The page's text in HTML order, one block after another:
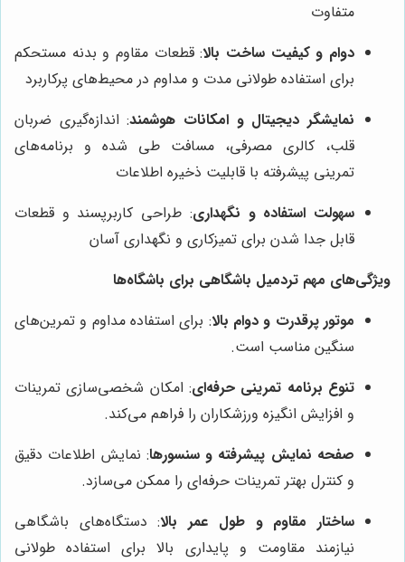
متفاوت
دوام و کیفیت ساخت بالا: قطعات مقاوم و بدنه مستحکم
برای استفاده طولانی مدت و مداوم در محیط‌های پرکاربرد
نمایشگر دیجیتال و امکانات هوشمند: اندازه‌گیری ضربان
قلب، کالری مصرفی، مسافت طی شده و برنامه‌های
تمرینی پیشرفته با قابلیت ذخیره اطلاعات
سهولت استفاده و نگهداری: طراحی کاربرپسند و قطعات
قابل جدا شدن برای تمیزکاری و نگهداری آسان
ویژگی‌های مهم تردمیل باشگاهی برای باشگاه‌ها
موتور پرقدرت و دوام بالا: برای استفاده مداوم و تمرین‌های
سنگین مناسب است.
تنوع برنامه تمرینی حرفه‌ای: امکان شخصی‌سازی تمرینات
و افزایش انگیزه ورزشکاران را فراهم می‌کند.
صفحه نمایش پیشرفته و سنسورها: نمایش اطلاعات دقیق
و کنترل بهتر تمرینات حرفه‌ای را ممکن می‌سازد.
ساختار مقاوم و طول عمر بالا: دستگاه‌های باشگاهی
نیازمند مقاومت و پایداری بالا برای استفاده طولانی